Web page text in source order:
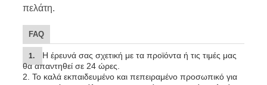
πελάτη.
FAQ
1.
Η έρευνά σας σχετική με τα προϊόντα ή τις τιμές μας
θα απαντηθεί σε 24 ώρες.
2. Το καλά εκπαιδευμένο και πεπειραμένο προσωπικό για